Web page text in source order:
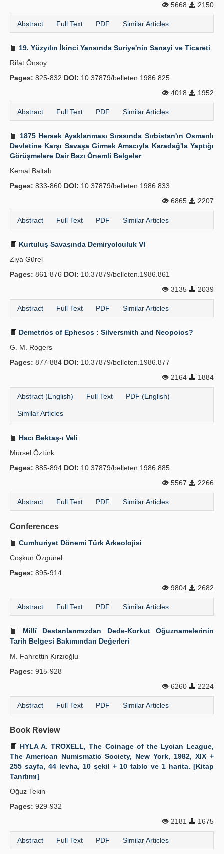
5668
2150
Abstract Full Text PDF Similar Articles
19. Yüzyılın İkinci Yarısında Suriye'nin Sanayi ve Ticareti
Rifat Önsoy
Pages: 825-832 DOI: 10.37879/belleten.1986.825
4018
1952
Abstract Full Text PDF Similar Articles
1875 Hersek Ayaklanması Sırasında Sırbistan'ın Osmanlı
Devletine Karşı Savaşa Girmek Amacıyla Karadağ'la Yaptığı
Görüşmelere Dair Bazı Önemli Belgeler
Kemal Baltalı
Pages: 833-860 DOI: 10.37879/belleten.1986.833
6865
2207
Abstract Full Text PDF Similar Articles
Kurtuluş Savaşında Demiryolculuk VI
Ziya Gürel
Pages: 861-876 DOI: 10.37879/belleten.1986.861
3135
2039
Abstract Full Text PDF Similar Articles
Demetrios of Ephesos : Silversmith and Neopoios?
G. M. Rogers
Pages: 877-884 DOI: 10.37879/belleten.1986.877
2164
1884
Abstract (English) Full Text PDF (English)
Similar Articles
Hacı Bektaş-ı Veli
Mürsel Öztürk
Pages: 885-894 DOI: 10.37879/belleten.1986.885
5567
2266
Abstract Full Text PDF Similar Articles
Conferences
Cumhuriyet Dönemi Türk Arkeolojisi
Coşkun Özgünel
Pages: 895-914
9804
2682
Abstract Full Text PDF Similar Articles
Millî Destanlarımızdan Dede-Korkut Oğuznamelerinin
Tarih Belgesi Bakımından Değerleri
M. Fahrettin Kırzıoğlu
Pages: 915-928
6260
2224
Abstract Full Text PDF Similar Articles
Book Review
HYLA A. TROXELL, The Coinage of the Lycian League,
The American Numismatic Society, New York, 1982, XIX +
255 sayfa, 44 levha, 10 şekil + 10 tablo ve 1 harita. [Kitap
Tanıtımı]
Oğuz Tekin
Pages: 929-932
2181
1675
Abstract Full Text PDF Similar Articles